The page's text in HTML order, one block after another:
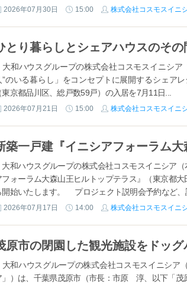
2026年07月30日 15:00 株式会社コスモスイニ
和ハウスグループの株式会社コスモスイニシア
”のいる暮らし」をコンセプトに展開するシェア
東京都品川区、総戸数59戸）の入居を7月11日...
2026年07月21日 15:00 株式会社コスモスイニ
和ハウスグループの株式会社コスモスイニシア
フォーラム大森山王ヒルトップテラス』（東京都
開始いたします。 プロジェクト説明会予約など、
2026年07月17日 14:00 株式会社コスモスイニ
和ハウスグループの株式会社コスモスイニシア
」）は、千葉県茂原市（市長：市原 淳、以下「茂